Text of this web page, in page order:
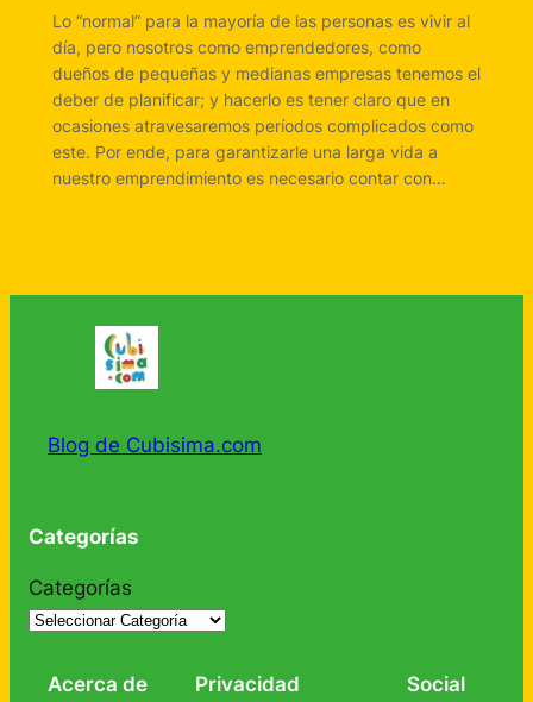
Lo “normal” para la mayoría de las personas es vivir al
día, pero nosotros como emprendedores, como
dueños de pequeñas y medianas empresas tenemos el
deber de planificar; y hacerlo es tener claro que en
ocasiones atravesaremos períodos complicados como
este. Por ende, para garantizarle una larga vida a
nuestro emprendimiento es necesario contar con…
Blog de Cubisima.com
Categorías
Categorías
Acerca de Privacidad Social